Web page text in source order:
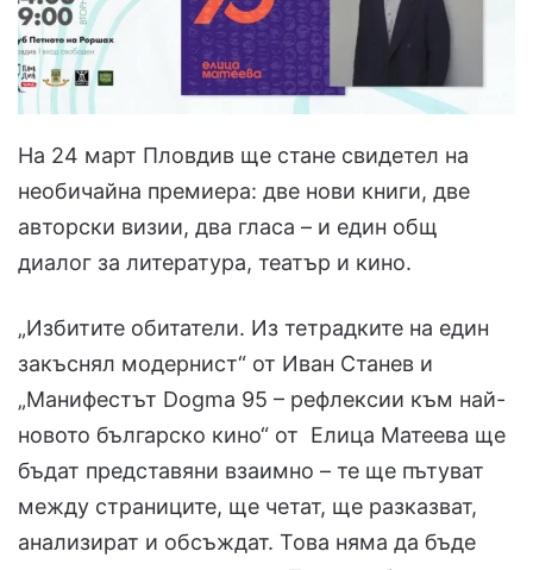
На 24 март Пловдив ще стане свидетел на
необичайна премиера: две нови книги, две
авторски визии, два гласа – и един общ
диалог за литература, театър и кино.
„Избитите обитатели. Из тетрадките на един
закъснял модернист“ от Иван Станев и
„Манифестът Dogma 95 – рефлексии към най-
новото българско кино“ от Елица Матеeва ще
бъдат представяни взаимно – те ще пътуват
между страниците, ще четат, ще разказват,
анализират и обсъждат. Това няма да бъде